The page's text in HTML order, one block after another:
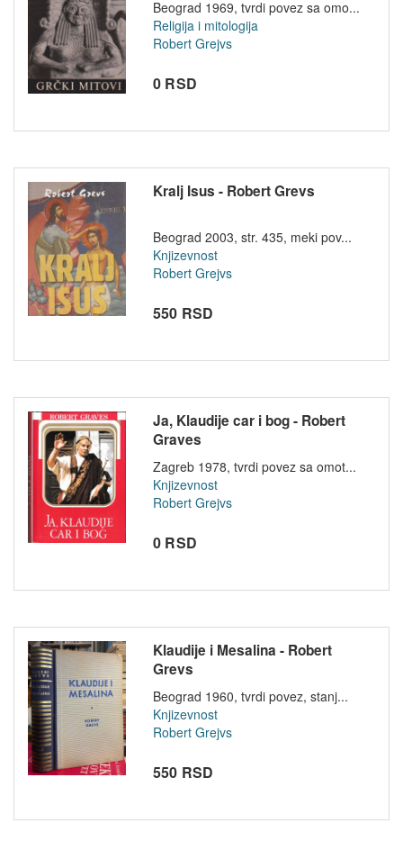
Beograd 1969, tvrdi povez sa omo...
Religija i mitologija
Robert Grejvs
0 RSD
Kralj Isus - Robert Grevs
Beograd 2003, str. 435, meki pov...
Knjizevnost
Robert Grejvs
550 RSD
Ja, Klaudije car i bog - Robert
Graves
Zagreb 1978, tvrdi povez sa omot...
Knjizevnost
Robert Grejvs
0 RSD
Klaudije i Mesalina - Robert
Grevs
Beograd 1960, tvrdi povez, stanj...
Knjizevnost
Robert Grejvs
550 RSD